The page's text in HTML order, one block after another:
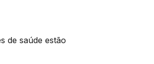
de saúde estão